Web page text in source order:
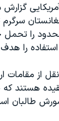
را تحمل
را
از مقامات
هستند
طالبان